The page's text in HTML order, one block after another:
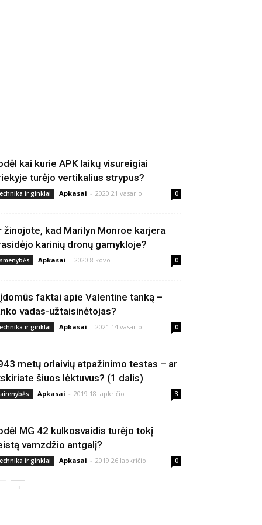
kai kurie APK laikų visureigiai
turėjo vertikalius strypus?
ir ginklai Apkasai - 2020 21 vasario 0
žinojote, kad Marilyn Monroe karjera
karinių dronų gamykloje?
Apkasai - 2020 8 kovo 0
faktai apie Valentine tanką –
vadas-užtaisinėtojas?
ir ginklai Apkasai - 2021 14 vasario 0
metų orlaivių atpažinimo testas – ar
šiuos lėktuvus? (1 dalis)
Apkasai - 2019 18 lapkričio 3
MG 42 kulkosvaidis turėjo tokį
vamzdžio antgalį?
ir ginklai Apkasai - 2019 26 lapkričio 0